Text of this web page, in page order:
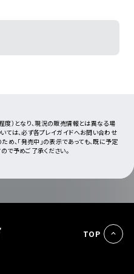
）となり、現況の販売情報とは異なる場
ては、必ず各プレイガイドへお問い合わせ
め、「発売中」の表示であっても、既に予定
で予めご了承ください。
TOP